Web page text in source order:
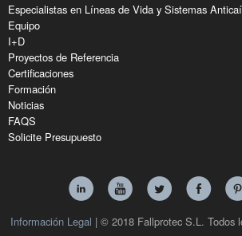
Especialistas en Líneas de Vida y Sistemas
Equipo
I+D
Proyectos de Referencia
Certificaciones
Formación
Noticias
FAQS
Solicite Presupuesto
Información Legal | © 2018 Fallprotec S.L. Todos